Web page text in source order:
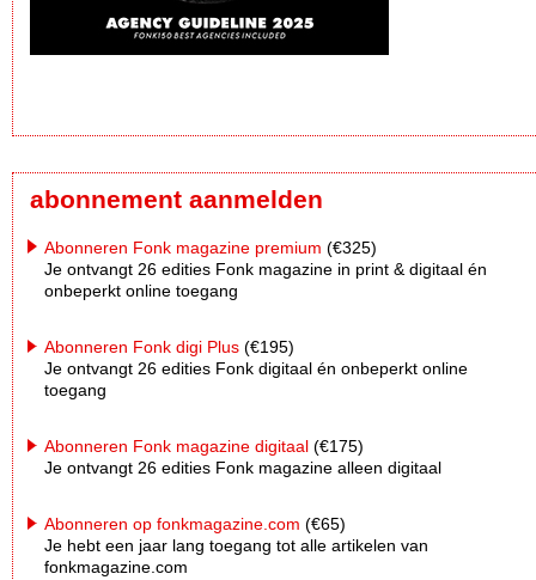
abonnement aanmelden
Abonneren Fonk magazine premium (€325)
Je ontvangt 26 edities Fonk magazine in print & digitaal én
onbeperkt online toegang
Abonneren Fonk digi Plus (€195)
Je ontvangt 26 edities Fonk digitaal én onbeperkt online
toegang
Abonneren Fonk magazine digitaal (€175)
Je ontvangt 26 edities Fonk magazine alleen digitaal
Abonneren op fonkmagazine.com (€65)
Je hebt een jaar lang toegang tot alle artikelen van
fonkmagazine.com